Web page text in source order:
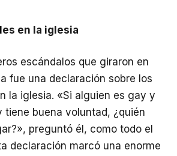
en la iglesia
escándalos que giraron en
fue una declaración sobre los
la iglesia. «Si alguien es gay y
tiene buena voluntad, ¿quién
preguntó él, como todo el
declaración marcó una enorme